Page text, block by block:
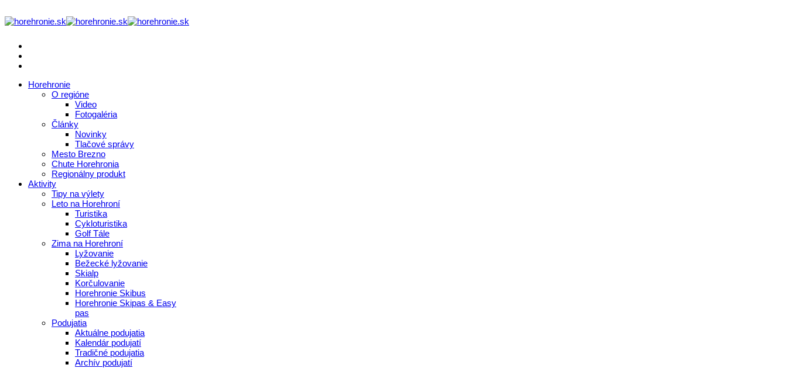
Horehronie
O regióne
Video
Fotogaléria
Články
Novinky
Tlačové správy
Mesto Brezno
Chute Horehronia
Regionálny produkt
Aktivity
Tipy na výlety
Leto na Horehroní
Turistika
Cykloturistika
Golf Tále
Zima na Horehroní
Lyžovanie
Bežecké lyžovanie
Skialp
Korčulovanie
Horehronie Skibus
Horehronie Skipas & Easy
pas
Podujatia
Aktuálne podujatia
Kalendár podujatí
Tradičné podujatia
Archív podujatí